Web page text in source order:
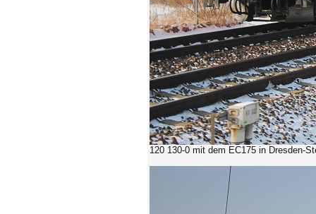
120 130-0 mit dem EC175 in Dresden-